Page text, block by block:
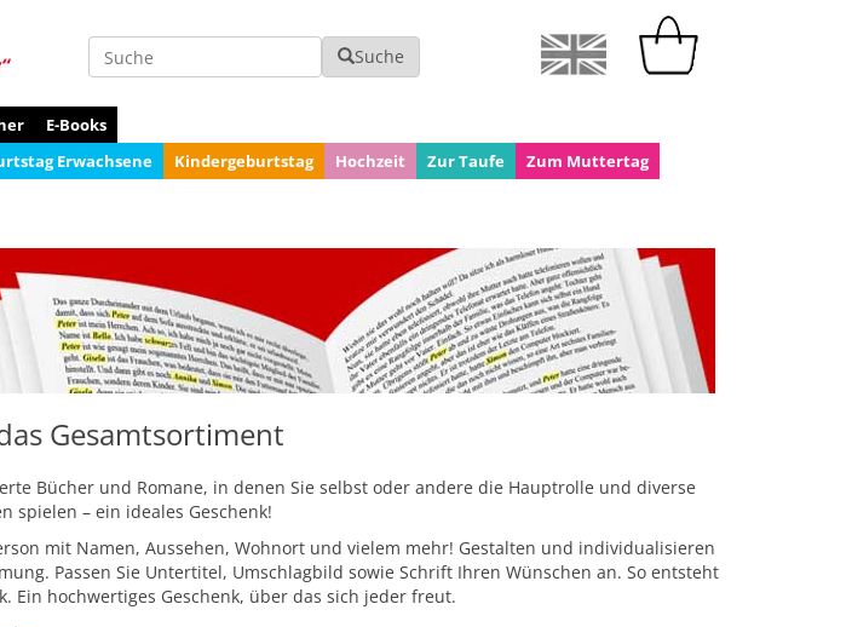
Suche Suche
E-Books
Erwachsene Kindergeburtstag Hochzeit Zur Taufe
Zum Muttertag
Gesamtsortiment
Bücher und Romane, in denen Sie selbst oder andere die Hauptrolle und diverse
spielen – ein ideales Geschenk!
mit Namen, Aussehen, Wohnort und vielem mehr! Gestalten und individualisieren
Passen Sie Untertitel, Umschlagbild sowie Schrift Ihren Wünschen an. So entsteht
Ein hochwertiges Geschenk, über das sich jeder freut.